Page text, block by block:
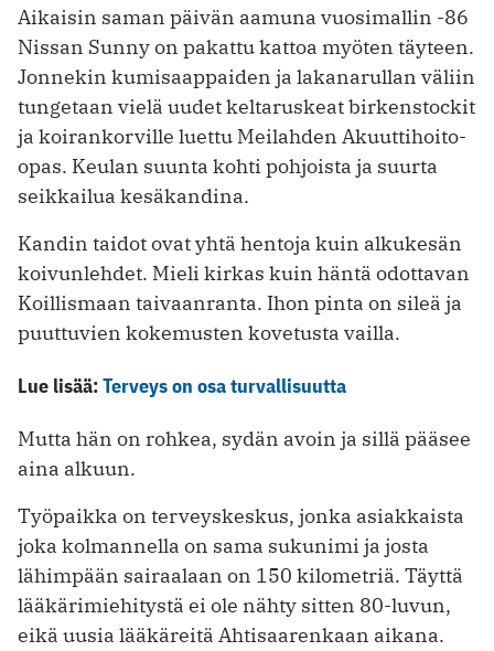
Aikaisin saman päivän aamuna vuosimallin -86
Nissan Sunny on pakattu kattoa myöten täyteen.
Jonnekin kumisaappaiden ja lakanarullan väliin
tungetaan vielä uudet keltaruskeat birkenstockit
ja koirankorville luettu Meilahden Akuuttihoito-
opas. Keulan suunta kohti pohjoista ja suurta
seikkailua kesäkandina.
Kandin taidot ovat yhtä hentoja kuin alku­kesän
koivunlehdet. Mieli kirkas kuin häntä odottavan
Koillismaan taivaanranta. Ihon pinta on sileä ja
puuttuvien kokemusten kovetusta vailla.
Lue lisää:Terveys on osa turvallisuutta
Mutta hän on rohkea, sydän avoin ja sillä pääsee
aina alkuun.
Työpaikka on terveyskeskus, jonka asiakkaista
joka kolmannella on sama sukunimi ja josta
lähimpään sairaalaan on 150 kilometriä. Täyttä
lääkärimiehitystä ei ole nähty sitten 80-luvun,
eikä uusia lääkäreitä Ahtisaarenkaan aikana.